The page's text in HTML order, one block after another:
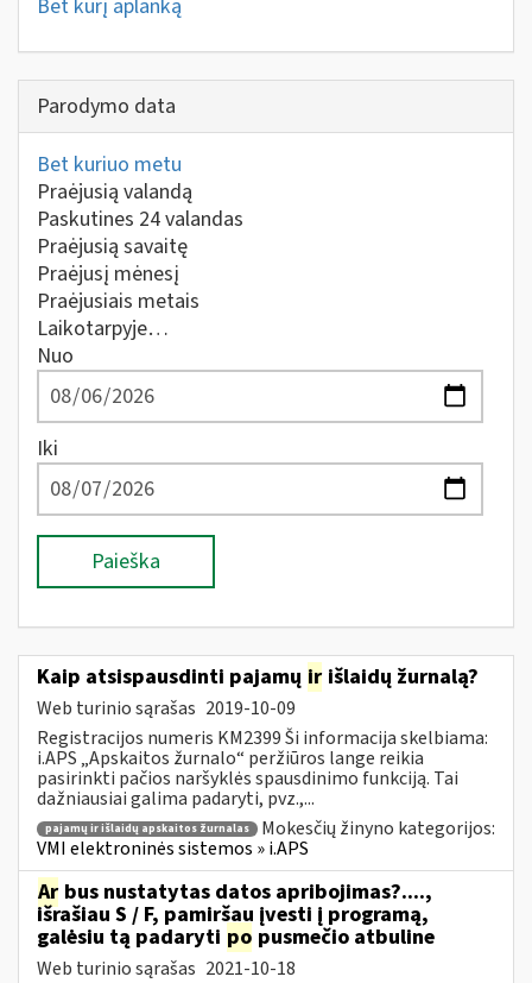
Bet kurį aplanką
Parodymo data
Bet kuriuo metu
Praėjusią valandą
Paskutines 24 valandas
Praėjusią savaitę
Praėjusį mėnesį
Praėjusiais metais
Laikotarpyje…
Nuo
Iki
Paieška
Kaip atsispausdinti pajamų ir išlaidų žurnalą?
Web turinio sąrašas 2019-10-09
Registracijos numeris KM2399 Ši informacija skelbiama:
i.APS „Apskaitos žurnalo“ peržiūros lange reikia
pasirinkti pačios naršyklės spausdinimo funkciją. Tai
dažniausiai galima padaryti, pvz.,...
pajamų ir išlaidų apskaitos žurnalas
Mokesčių žinyno kategorijos:
VMI elektroninės sistemos » i.APS
Ar bus nustatytas datos apribojimas?....,
išrašiau S / F, pamiršau įvesti į programą,
galėsiu tą padaryti po pusmečio atbuline
Web turinio sąrašas 2021-10-18